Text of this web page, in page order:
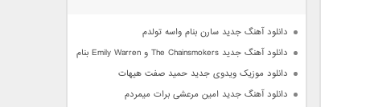
دانلود آهنگ جدید سارن بنام واسه تولدم
دانلود آهنگ جدید The Chainsmokers و Emily Warren بنام Side Effects
دانلود موزیک ویدوی جدید حمید صفت هیهات
دانلود آهنگ جدید امین مرعشی برات میمردم